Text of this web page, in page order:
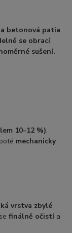
betonová patia
se obrací,
sušení.
10–12 %),
mechanicky
vrstva zbylé
finálně očistí a